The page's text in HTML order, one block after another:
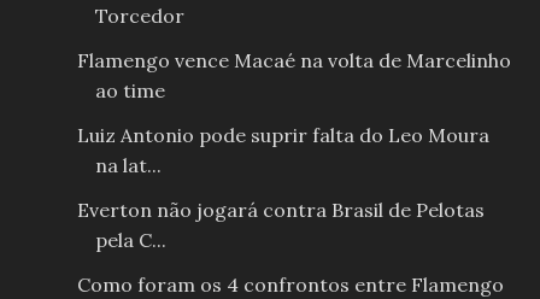
Torcedor
Flamengo vence Macaé na volta de Marcelinho
ao time
Luiz Antonio pode suprir falta do Leo Moura
na lat...
Everton não jogará contra Brasil de Pelotas
pela C...
Como foram os 4 confrontos entre Flamengo